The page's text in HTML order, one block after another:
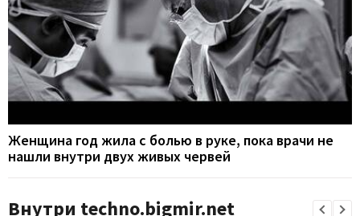
Женщина год жила с болью в руке, пока врачи не
нашли внутри двух живых червей
Внутри techno.bigmir.net